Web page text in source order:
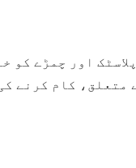
اور چمڑے
متعلق، کام کرنے